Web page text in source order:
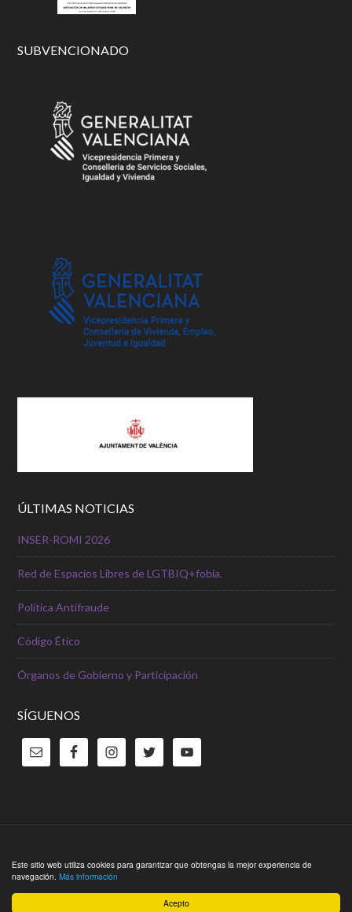
Acepto
Este sitio web utiliza cookies para garantizar que obtengas la mejor experiencia de
navegación. Más información
SUBVENCIONADO
ÚLTIMAS NOTICIAS
INSER-ROMI 2026
Red de Espacios Libres de LGTBIQ+fobia.
Política Antifraude
Código Ético
Órganos de Gobierno y Participación
SÍGUENOS
Copyright © 2026 ·Outreach Pro ThemeenGenesis Framework